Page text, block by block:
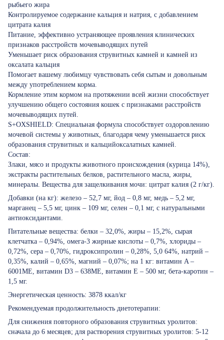
рыбьего жира
Контролируемое содержание кальция и натрия, с добавлением
цитрата калия
Питание, эффективно устраняющее проявления клинических
признаков расстройств мочевыводящих путей
Уменьшает риск образования струвитных камней и камней из
оксалата кальция
Помогает вашему любимцу чувствовать себя сытым и довольным
между употреблением корма.
Кормление этим кормом на протяжении всей жизни способствует
улучшению общего состояния кошек с признаками расстройств
мочевыводящих путей.
S+OXSHIELD: Специальная формула способствует оздоровлению
мочевой системы у животных, благодаря чему уменьшается риск
образования струвитных и кальцийоксалатных камней.
Состав:
Злаки, мясо и продукты животного происхождения (курица 14%),
экстракты растительных белков, растительного масла, жиры,
минералы. Вещества для защелкивания мочи: цитрат калия (2 г/кг).
Добавки (на кг): железо – 52,7 мг, йод – 0,8 мг, медь – 5,2 мг,
марганец – 5,5 мг, цинк – 109 мг, селен – 0,1 мг, с натуральными
антиоксидантами.
Питательные вещества: белки – 32,0%, жиры – 15,2%, сырая
клетчатка – 0,94%, омега-3 жирные кислоты – 0,7%, хлориды –
0,72%, сера – 0,70%, гидроксипролин – 0,28%, 5,0 64%, натрий –
0,35%, калий – 0,65%, магний – 0,07%; на 1 кг: витамин A –
6001МЕ, витамин D3 – 638МЕ, витамин E – 500 мг, бета-каротин –
1,5 мг.
Энергетическая ценность: 3878 ккал/кг
Рекомендуемая продолжительность диетотерапии:
Для снижения повторного образования струвитных уролитов:
сначала до 6 месяцев; для растворения струвитных уролитов: 5-12